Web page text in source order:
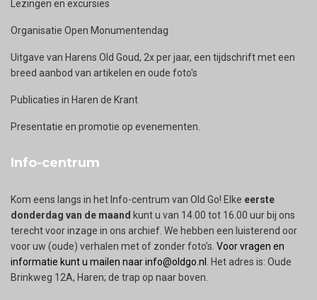
Lezingen en excursies
Organisatie Open Monumentendag
Uitgave van Harens Old Goud, 2x per jaar, een tijdschrift met een
breed aanbod van artikelen en oude foto's
Publicaties in Haren de Krant
Presentatie en promotie op evenementen.
Info-centrum
Kom eens langs in het Info-centrum van Old Go! Elke eerste
donderdag van de maand kunt u van 14.00 tot 16.00 uur bij ons
terecht voor inzage in ons archief. We hebben een luisterend oor
voor uw (oude) verhalen met of zonder foto’s. Voor vragen en
informatie kunt u mailen naar info@oldgo.nl
. Het adres is: Oude
Brinkweg 12A, Haren; de trap op naar boven.